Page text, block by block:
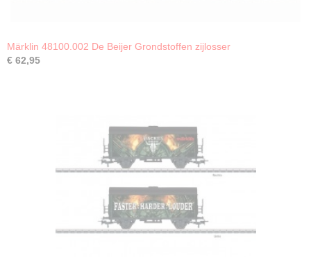
Märklin 48100.002 De Beijer Grondstoffen zijlosser
€ 62,95